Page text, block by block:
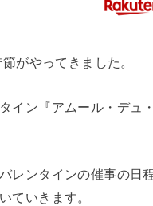
がやってきました。
イン『アムール・デュ
レンタインの催事の
ていきます。